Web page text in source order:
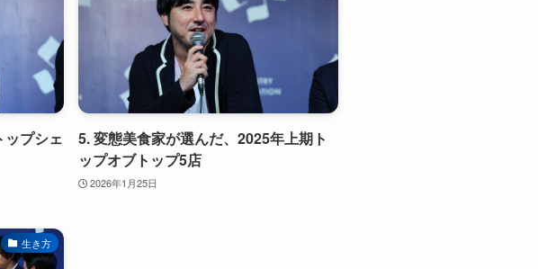
ップシェ
5. 変態美食家が選んだ、2025年上期ト
ップオブトップ5店
2026年1月25日
生き方